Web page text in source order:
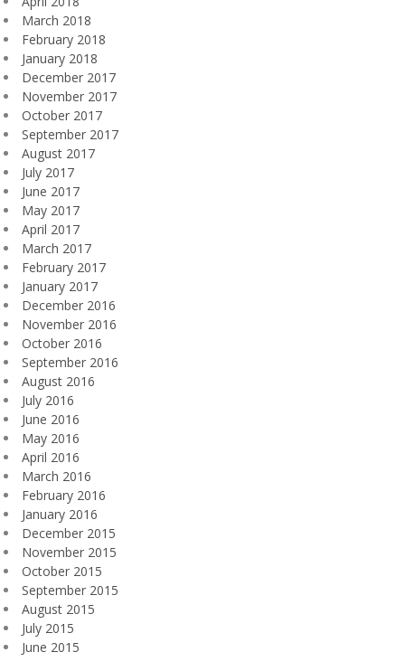
March 2018
February 2018
January 2018
December 2017
November 2017
October 2017
September 2017
August 2017
July 2017
June 2017
May 2017
April 2017
March 2017
February 2017
January 2017
December 2016
November 2016
October 2016
September 2016
August 2016
July 2016
June 2016
May 2016
April 2016
March 2016
February 2016
January 2016
December 2015
November 2015
October 2015
September 2015
August 2015
July 2015
June 2015